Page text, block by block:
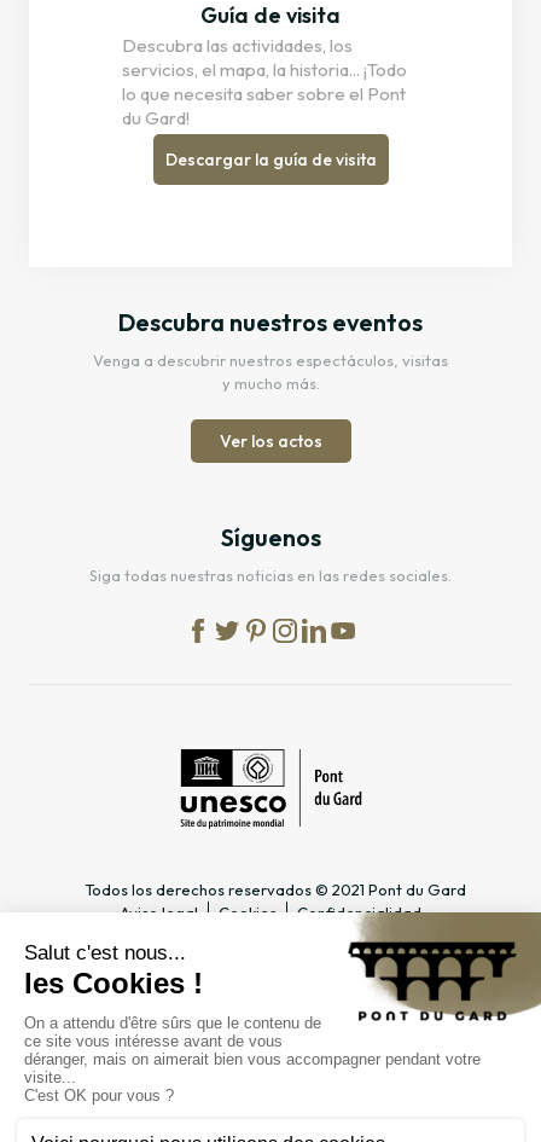
Guía de visita
Descubra las actividades, los
servicios, el mapa, la historia... ¡Todo
lo que necesita saber sobre el Pont
du Gard!
Descargar la guía de visita
Descubra nuestros eventos
Venga a descubrir nuestros espectáculos, visitas
y mucho más.
Ver los actos
Síguenos
Siga todas nuestras noticias en las redes sociales.
Todos los derechos reservados © 2021 Pont du Gard
Aviso legal
Cookies Confidencialidad
INFORMACIÓN PRÁCTICA
Horario
Acceso
Precios y abonos
Contacto
ESPACIOS DEDICADOS
Profesional del turismo &
Docente & Escolar
EL ESTABLECIMIENTO